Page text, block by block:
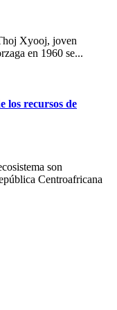
Xyooj, joven
en 1960 se...
los recursos de
son
Centroafricana